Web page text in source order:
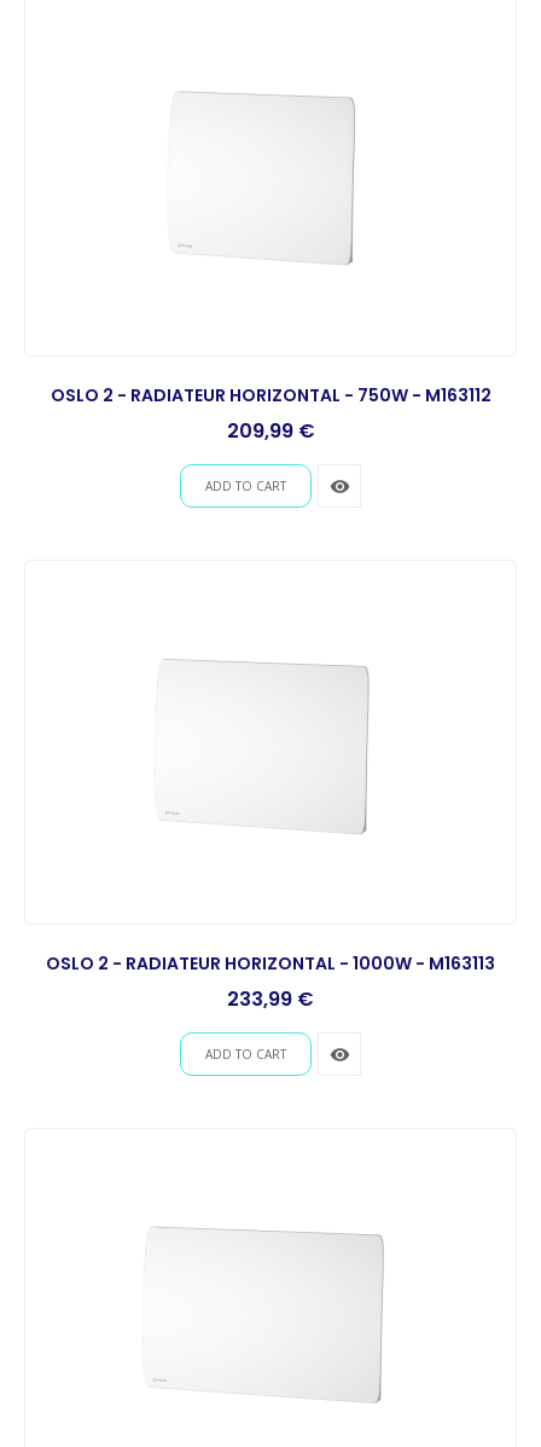
OSLO 2 - RADIATEUR HORIZONTAL - 750W - M163112
Prix
209,99 €
ADD TO CART remove_red_eye
OSLO 2 - RADIATEUR HORIZONTAL - 1000W - M163113
Prix
233,99 €
ADD TO CART remove_red_eye